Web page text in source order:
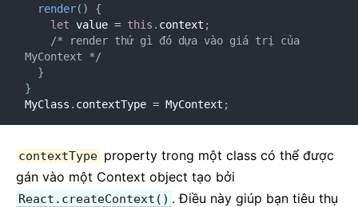
render( )
{
let value = this . context ;
/* render thứ gì đó dựa vào giá trị của
MyContext */
}
}
MyClass . contextType = MyContext ;
contextType property trong một class có thể được
gán vào một Context object tạo bởi
React.createContext() . Điều này giúp bạn tiêu thụ